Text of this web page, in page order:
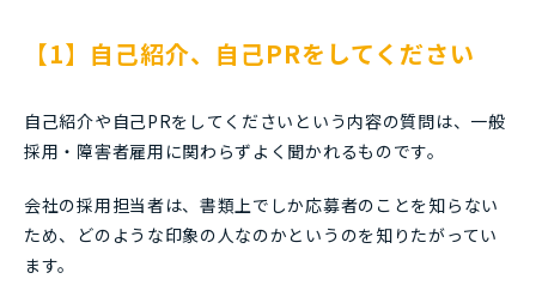
【1】自己紹介、自己PRをしてください
自己紹介や自己PRをしてくださいという内容の質問は、一般
採用・障害者雇用に関わらずよく聞かれるものです。
会社の採用担当者は、書類上でしか応募者のことを知らない
ため、どのような印象の人なのかというのを知りたがってい
ます。